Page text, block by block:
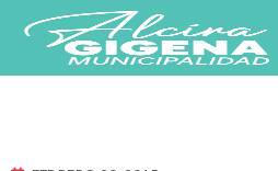
contenido